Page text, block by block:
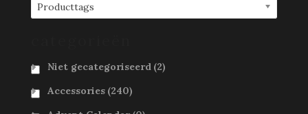
Producttags
Niet gecategoriseerd (2)
Accessories (240)